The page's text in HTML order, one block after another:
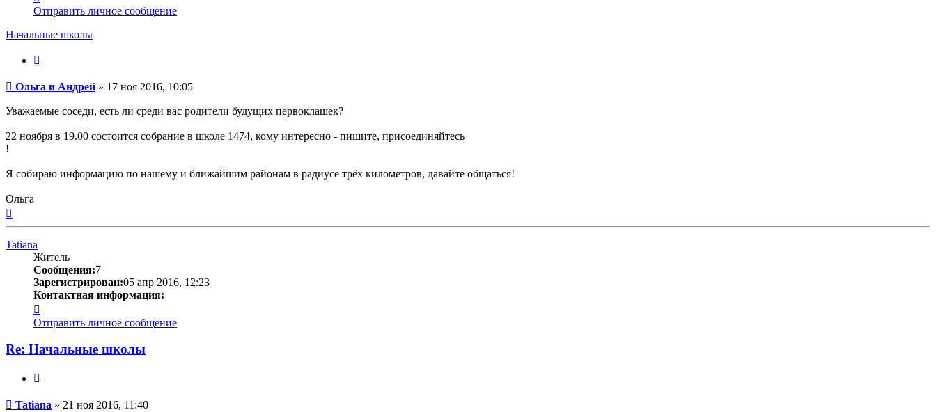
информация
пользователя
Ольга
Отправить личное сообщение
Начальные школы
Сообщение
Ольга и Андрей » 17 ноя 2016, 10:05
Уважаемые соседи, есть ли среди вас родители будущих первоклашек?
22 ноября в 19.00 состоится собрание в школе 1474, кому интересно - пишите, присоединяйтесь
!
Я собираю информацию по нашему и ближайшим районам в радиусе трёх километров, давайте общаться!
Ольга
Tatiana
Житель
Сообщения:7
Зарегистрирован:05 апр 2016, 12:23
Контактная информация:
информация
пользователя
Отправить личное сообщение
Re: Начальные школы
Сообщение
Tatiana » 21 ноя 2016, 11:40